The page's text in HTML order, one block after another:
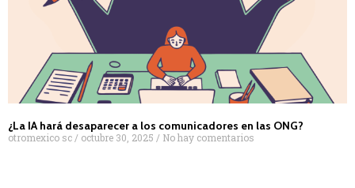
¿La IA hará desaparecer a los comunicadores en las ONG?
otromexico sc octubre 30, 2025 No hay comentarios